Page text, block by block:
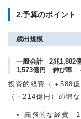
2.予算のポイント
歳出規模
一般会計 2兆1,882
1,573億円 伸び率 ＋
投資的経費（＋588
（＋214億円）の増
義務的な経費